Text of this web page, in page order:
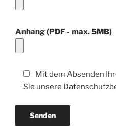
Anhang (PDF - max. 5MB)
Mit dem Absenden
Sie unsere